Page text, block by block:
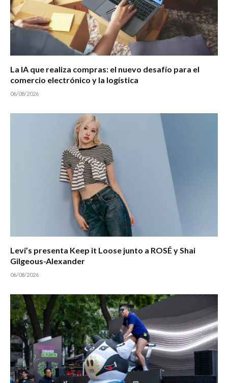
La IA que realiza compras: el nuevo desafío para el
comercio electrónico y la logística
06/08/2026
Levi’s presenta Keep it Loose junto a ROSÉ y Shai
Gilgeous-Alexander
06/08/2026